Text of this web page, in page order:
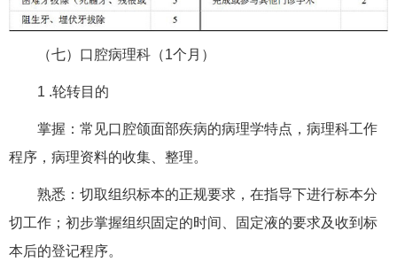
（七）口腔病理科（1个月）
1 .轮转目的
掌握：常见口腔颌面部疾病的病理学特点，病理科工作
程序，病理资料的收集、整理。
熟悉：切取组织标本的正规要求，在指导下进行标本分
切工作；初步掌握组织固定的时间、固定液的要求及收到标
本后的登记程序。